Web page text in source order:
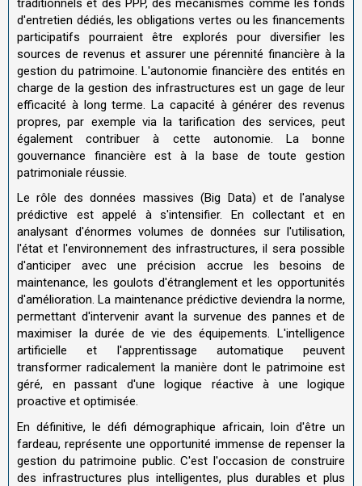
traditionnels et des PPP, des mécanismes comme les fonds
d'entretien dédiés, les obligations vertes ou les financements
participatifs pourraient être explorés pour diversifier les
sources de revenus et assurer une pérennité financière à la
gestion du patrimoine. L'autonomie financière des entités en
charge de la gestion des infrastructures est un gage de leur
efficacité à long terme. La capacité à générer des revenus
propres, par exemple via la tarification des services, peut
également contribuer à cette autonomie. La bonne
gouvernance financière est à la base de toute gestion
patrimoniale réussie.
Le rôle des données massives (Big Data) et de l'analyse
prédictive est appelé à s'intensifier. En collectant et en
analysant d'énormes volumes de données sur l'utilisation,
l'état et l'environnement des infrastructures, il sera possible
d'anticiper avec une précision accrue les besoins de
maintenance, les goulots d'étranglement et les opportunités
d'amélioration. La maintenance prédictive deviendra la norme,
permettant d'intervenir avant la survenue des pannes et de
maximiser la durée de vie des équipements. L'intelligence
artificielle et l'apprentissage automatique peuvent
transformer radicalement la manière dont le patrimoine est
géré, en passant d'une logique réactive à une logique
proactive et optimisée.
En définitive, le défi démographique africain, loin d'être un
fardeau, représente une opportunité immense de repenser la
gestion du patrimoine public. C'est l'occasion de construire
des infrastructures plus intelligentes, plus durables et plus